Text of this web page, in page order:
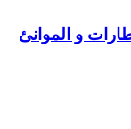
و الموانئ